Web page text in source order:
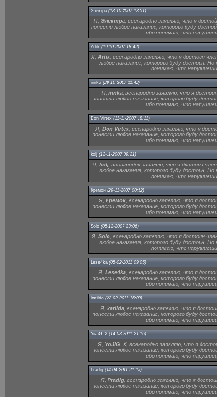
Электра (18-10-2007 13:51)
Я, Электра, всенародно заявляю, что я
понести любое наказание, которого буду
ибо понимаю, что
Artik (19-10-2007 18:42)
Я, Artik , всенародно заявляю, что я достоин
любое наказание, которого буду достоин.
понимаю, что
irinka (29-10-2007 11:42)
Я, irinka , всенародно заявляю, что я
понести любое наказание, которого буду
ибо понимаю, что
Don Virtex (11-11-2007 18:11)
Я, Don Virtex , всенародно заявляю, что я
понести любое наказание, которого буду
ибо понимаю, что
kolj (12-11-2007 09:21)
Я, kolj , всенародно заявляю, что я достоин
любое наказание, которого буду достоин.
понимаю, что
Кремон (29-11-2007 00:52)
Я, Кремон, всенародно заявляю, что я
понести любое наказание, которого буду
ибо понимаю, что
Solo (05-12-2007 23:06)
Я, Solo, всенародно заявляю, что я достоин
любое наказание, которого буду достоин.
понимаю, что
Lese4ka (05-02-2011 09:05)
Я, Lese4ka , всенародно заявляю, что я
понести любое наказание, которого буду
ибо понимаю, что
katilda (22-02-2011 15:00)
Я, katilda , всенародно заявляю, что я
понести любое наказание, которого буду
ибо понимаю, что
YoJiG_X (14-03-2011 21:16)
Я, YoJiG_X, всенародно заявляю, что я
понести любое наказание, которого буду
ибо понимаю, что
Pradig (14-04-2011 21:15)
Я, Pradig, всенародно заявляю, что я
понести любое наказание, которого буду
ибо понимаю, что